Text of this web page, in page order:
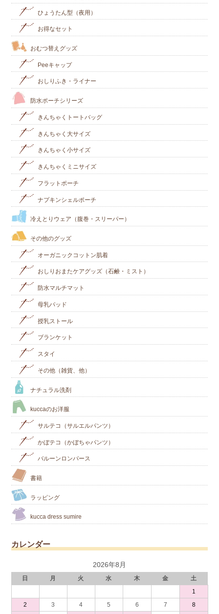
ひょうたん型（夜用）
お得なセット
おむつ替えグッズ
Peeキャップ
おしりふき・ライナー
防水ポーチシリーズ
きんちゃくトートバッグ
きんちゃく大サイズ
きんちゃく小サイズ
きんちゃくミニサイズ
フラットポーチ
ナプキンシェルポーチ
冷えとりウェア（腹巻・スリーパー）
その他のグッズ
オーガニックコットン肌着
おしりおまたケアグッズ（石鹸・ミスト）
防水マルチマット
母乳パッド
授乳ストール
ブランケット
スタイ
その他（雑貨、他）
ナチュラル洗剤
kuccaのお洋服
サルテコ（サルエルパンツ）
かぼテコ（かぼちゃパンツ）
バルーンロンパース
書籍
ラッピング
kucca dress sumire
カレンダー
2026年8月
日 月 火 水 木 金
土
1
2
3 4 5 6 7 8